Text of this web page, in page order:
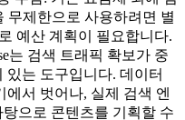
무제한으로 사용하려면 별
예산 계획이 필요합니다.
는 검색 트래픽 확보가 중
있는 도구입니다. 데이터
서 벗어나, 실제 검색 엔
으로 콘텐츠를 기획할 수